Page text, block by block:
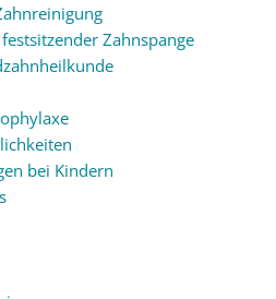
Zahnspange
bei Kindern